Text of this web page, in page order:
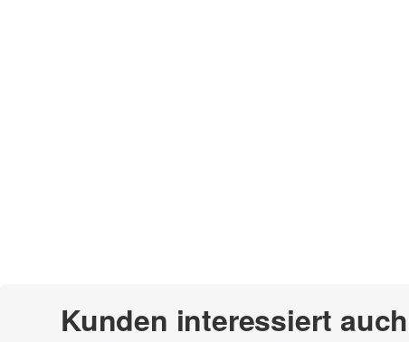
Kunden interessiert auch